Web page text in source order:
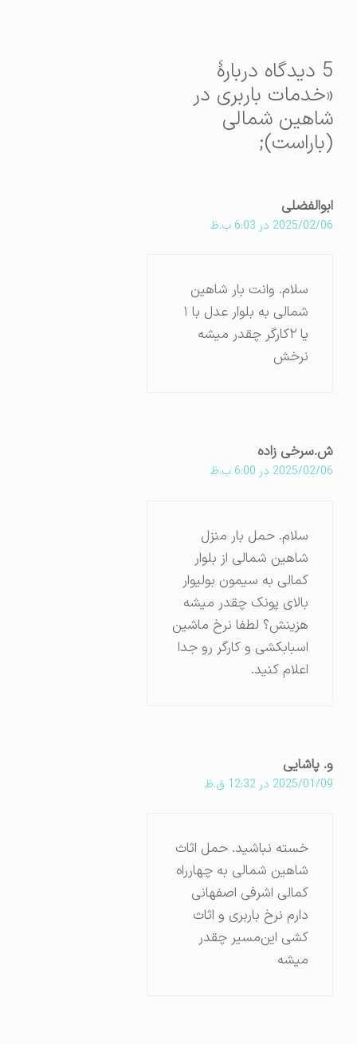
5 دیدگاه دربارهٔ
«خدمات باربری در
شاهین شمالی
(باراست);
ابوالفضلی
2025/02/06 در 6:03 ب.ظ
سلام. وانت بار شاهین
شمالی به بلوار عدل با ۱
یا ۲کارگر چقدر میشه
نرخش
ش.سرخی زاده
2025/02/06 در 6:00 ب.ظ
سلام. حمل بار منزل
شاهین شمالی از بلوار
کمالی به سیمون بولیوار
بالای پونک چقدر میشه
هزینش؟ لطفا نرخ ماشین
اسبابکشی و کارگر رو جدا
اعلام کنید.
و. پاشایی
2025/01/09 در 12:32 ق.ظ
خسته نباشید. حمل اثاث
شاهین شمالی به چهارراه
کمالی اشرفی اصفهانی
دارم نرخ باربری و اثاث
کشی این‌مسیر چقدر
میشه